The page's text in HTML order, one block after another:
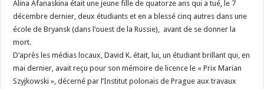
Alina Afanaskina était une jeune fille de quatorze ans qui a tué, le 7
décembre dernier, deux étudiants et en a blessé cinq autres dans une
école de Bryansk (dans l’ouest de la Russie), avant de se donner la
mort.
D’après les médias locaux, David K. était, lui, un étudiant brillant qui, en
mai dernier, avait reçu pour son mémoire de licence le « Prix Marian
Szyjkowski », décerné par l’Institut polonais de Prague aux travaux